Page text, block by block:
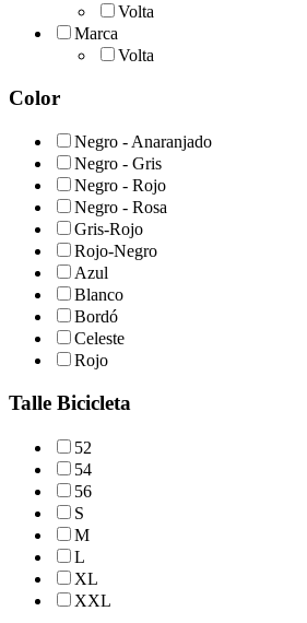
Volta
Marca
Volta
Color
Negro - Anaranjado
Negro - Gris
Negro - Rojo
Negro - Rosa
Gris-Rojo
Rojo-Negro
Azul
Blanco
Bordó
Celeste
Rojo
Talle Bicicleta
52
54
56
S
M
L
XL
XXL